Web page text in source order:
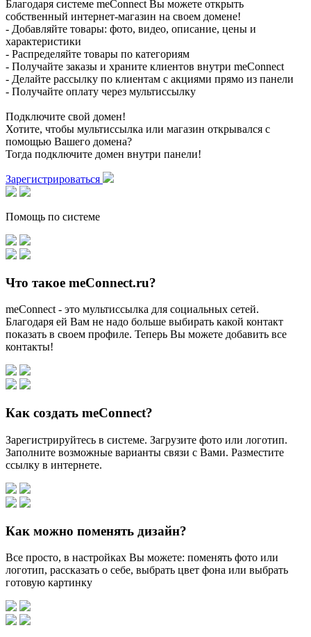
Благодаря системе meConnect Вы можете открыть
собственный интернет-магазин на своем домене!
- Добавляйте товары: фото, видео, описание, цены и
характеристики
- Распределяйте товары по категориям
- Получайте заказы и храните клиентов внутри meConnect
- Делайте рассылку по клиентам с акциями прямо из панели
- Получайте оплату через мультиссылку
Подключите свой домен!
Хотите, чтобы мультиссылка или магазин открывался с
помощью Вашего домена?
Тогда подключите домен внутри панели!
Зарегистрироваться
Помощь по системе
Что такое meConnect.ru?
meConnect - это мультиссылка для социальных сетей.
Благодаря ей Вам не надо больше выбирать какой контакт
показать в своем профиле. Теперь Вы можете добавить все
контакты!
Как создать meConnect?
Зарегистрируйтесь в системе. Загрузите фото или логотип.
Заполните возможные варианты связи с Вами. Разместите
ссылку в интернете.
Как можно поменять дизайн?
Все просто, в настройках Вы можете: поменять фото или
логотип, рассказать о себе, выбрать цвет фона или выбрать
готовую картинку